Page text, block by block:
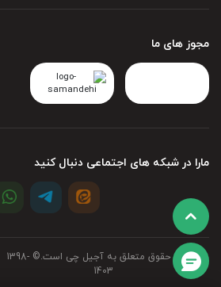
مجوز های ما
مارا در شبکه های اجتماعی دنبال کنید
تمامی حقوق متعلق به آجیل چی است.©‏ 1398-
1403